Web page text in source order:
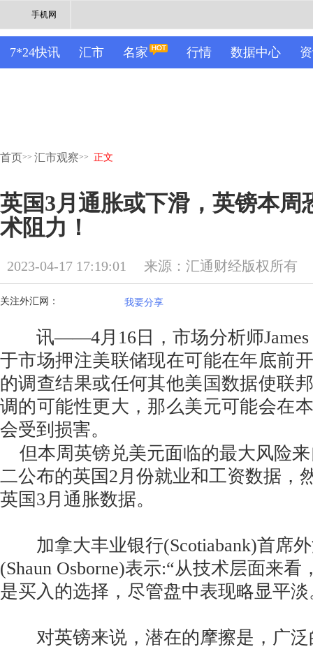
手机网
7*24快讯 汇市 名家 行情 数据中心
首页>> 汇市观察>> 正文
英国3月通胀或下滑，英镑本周
术阻力！
2023-04-17 17:19:01 来源：汇通财经版权所有
关注外汇网： 我要分享
讯——4月16日，市场分析师James
于市场押注美联储现在可能在年底前
的调查结果或任何其他美国数据使联
调的可能性更大，那么美元可能会在
会受到损害。
但本周英镑兑美元面临的最大风险
二公布的英国2月份就业和工资数据，
英国3月通胀数据。
加拿大丰业银行(Scotiabank)首席外
(Shaun Osborne)表示:“从技术层面来
是买入的选择，尽管盘中表现略显平淡
对英镑来说，潜在的摩擦是，广泛